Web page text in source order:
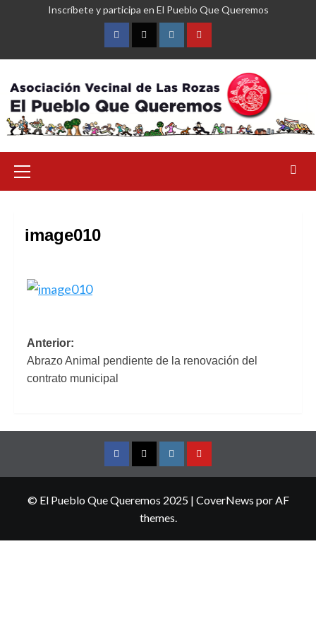
Inscríbete y participa en El Pueblo Que Queremos
FacebookTwitterInstagramYouTube
primario
image010
Navegación
de
entradas
Anterior:
Abrazo Animal pendiente de la renovación del
contrato municipal
FacebookTwitterInstagramYouTube
© El Pueblo Que Queremos 2025 | CoverNews por AF
themes.